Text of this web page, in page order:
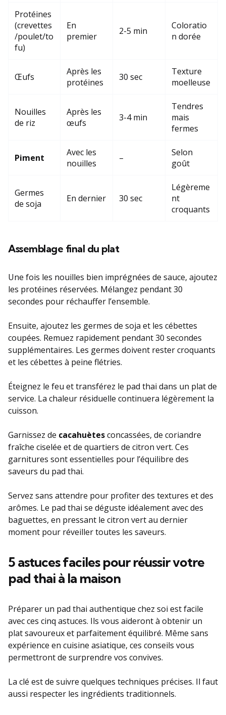
Protéines
(crevettes
/poulet/to
fu)
En
premier
2-5 min
Coloratio
n dorée
Œufs
Après les
protéines
30 sec
Texture
moelleuse
Nouilles
de riz
Après les
œufs
3-4 min
Tendres
mais
fermes
Piment
Avec les
nouilles
–
Selon
goût
Germes
de soja
En dernier 30 sec
Légèreme
nt
croquants
Assemblage final du plat
Une fois les nouilles bien imprégnées de sauce, ajoutez
les protéines réservées. Mélangez pendant 30
secondes pour réchauffer l’ensemble.
Ensuite, ajoutez les germes de soja et les cébettes
coupées. Remuez rapidement pendant 30 secondes
supplémentaires. Les germes doivent rester croquants
et les cébettes à peine flétries.
Éteignez le feu et transférez le pad thai dans un plat de
service. La chaleur résiduelle continuera légèrement la
cuisson.
Garnissez de cacahuètesconcassées, de coriandre
fraîche ciselée et de quartiers de citron vert. Ces
garnitures sont essentielles pour l’équilibre des
saveurs du pad thai.
Servez sans attendre pour profiter des textures et des
arômes. Le pad thai se déguste idéalement avec des
baguettes, en pressant le citron vert au dernier
moment pour réveiller toutes les saveurs.
5 astuces faciles pour réussir votre
pad thai à la maison
Préparer un pad thai authentique chez soi est facile
avec ces cinq astuces. Ils vous aideront à obtenir un
plat savoureux et parfaitement équilibré. Même sans
expérience en cuisine asiatique, ces conseils vous
permettront de surprendre vos convives.
La clé est de suivre quelques techniques précises. Il faut
aussi respecter les ingrédients traditionnels.